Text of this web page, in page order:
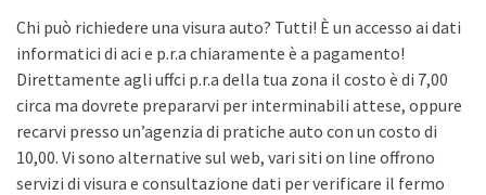
Chi può richiedere una visura auto? Tutti! È un accesso ai dati
informatici di aci e p.r.a chiaramente è a pagamento!
Direttamente agli uffci p.r.a della tua zona il costo è di 7,00
circa ma dovrete prepararvi per interminabili attese, oppure
recarvi presso un’agenzia di pratiche auto con un costo di
10,00. Vi sono alternative sul web, vari siti on line offrono
servizi di visura e consultazione dati per verificare il fermo